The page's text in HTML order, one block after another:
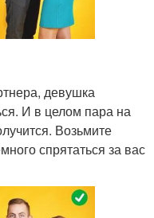
девушка
И в целом пара на
Возьмите
спрятаться за вас